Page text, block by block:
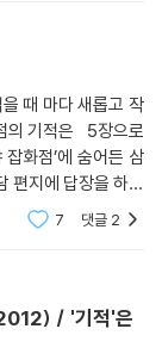
주제’들이다. 불우
장에서 해고를 당
. 가방끈이 짧은
, 말 그대로 돌려 말
를 주기도 한다.
히 졸업해도 취직
때 마다 새롭고 작
의 기적은 5장으로
화점’에 숨어든 삼
편지에 답장을 하면
시공간을 넘나드
7 댓글 2
/ '기적'은